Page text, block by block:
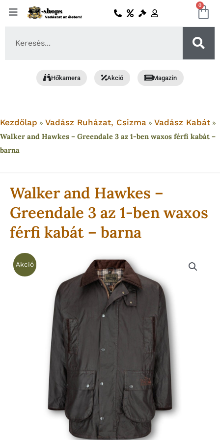
Skip
0
Hőkamera Akció Magazin
Kezdőlap » Vadász Ruházat, Csizma » Vadász Kabát »
Walker and Hawkes – Greendale 3 az 1-ben waxos férfi kabát –
barna
Walker and Hawkes –
Greendale 3 az 1-ben waxos
férfi kabát – barna
Akció